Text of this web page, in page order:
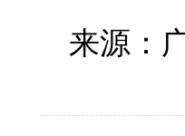
来源：